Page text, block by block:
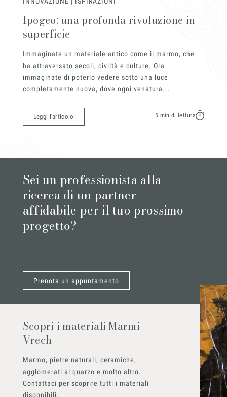
Ipogeo: una profonda rivoluzione in
superficie
Immaginate un materiale antico come il marmo, che
ha attraversato secoli, civiltà e culture. Ora
immaginate di poterlo vedere sotto una luce
completamente nuova, dove ogni venatura...
5 min di lettura
Leggi l'articolo
Sei un professionista alla
ricerca di un partner
affidabile per il tuo prossimo
progetto?
Prenota un appuntamento
Scopri i materiali Marmi
Vrech
Marmo, pietre naturali, ceramiche,
agglomerati al quarzo e molto altro.
Contattaci per scoprire tutti i materiali
disponibili.